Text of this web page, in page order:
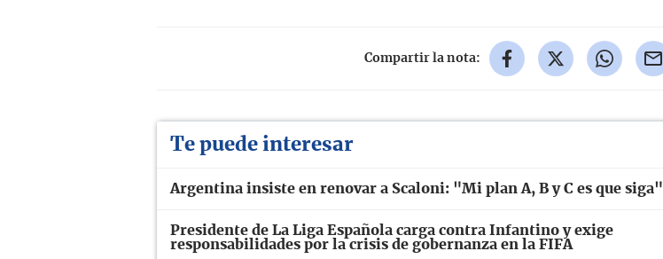
Compartir la nota:
Te puede interesar
Argentina insiste en renovar a Scaloni: "Mi plan A, B y C es que siga"
Presidente de La Liga Española carga contra Infantino y exige
responsabilidades por la crisis de gobernanza en la FIFA